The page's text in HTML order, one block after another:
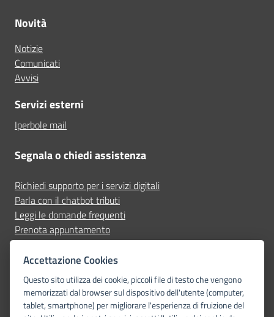
Novità
Notizie
Comunicati
Avvisi
Servizi esterni
Iperbole mail
Segnala o chiedi assistenza
Richiedi supporto per i servizi digitali
Parla con il chatbot tributi
Leggi le domande frequenti
Prenota appuntamento
Segnala disservizio
Seguici su
Accettazione Cookies
Questo sito utilizza dei cookie, piccoli file di testo che vengono
memorizzati dal browser sul dispositivo dell'utente (computer,
tablet, smartphone) per migliorare l'esperienza di fruizione del